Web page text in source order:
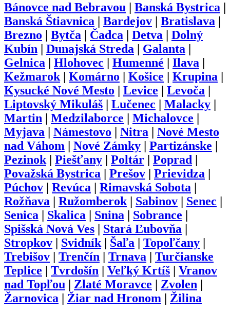
Bánovce nad Bebravou Banská Bystrica
Banská Štiavnica
Bardejov Bratislava
Brezno
Bytča Čadca Detva
Dolný
Kubín
Dunajská Streda Galanta
Gelnica
Hlohovec Humenné Ilava
Kežmarok| Komárno Košice Krupina
Kysucké Nové Mesto
Levice Levoča
Liptovský Mikuláš
Lučenec Malacky
Martin
Medzilaborce Michalovce
Myjava
Námestovo Nitra
Nové Mesto
nad Váhom
Nové Zámky Partizánske
Pezinok| Piešťany Poltár Poprad
Považská Bystrica
Prešov Prievidza
Púchov
Revúca Rimavská Sobota
Rožňava
Ružomberok| Sabinov Senec
Senica
Skalica Snina Sobrance
Spišská Nová Ves
Stará Ľubovňa
Stropkov
Svidník| Šaľa Topoľčany
Trebišov
Trenčín Trnava
Turčianske
Teplice
Tvrdošín Veľký Krtíš
Vranov
nad Topľou
Zlaté Moravce Zvolen
Žarnovica
Žiar nad Hronom Žilina